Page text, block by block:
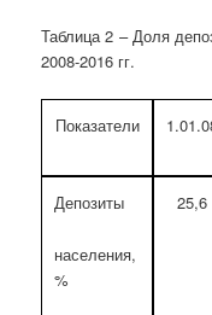
Таблица 2 – Доля
2008-2016 гг.
Показатели
Депозиты
населения,
%
25,6